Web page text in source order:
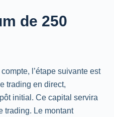
de 250
l’étape suivante est
trading en direct,
initial. Ce capital servira
trading. Le montant